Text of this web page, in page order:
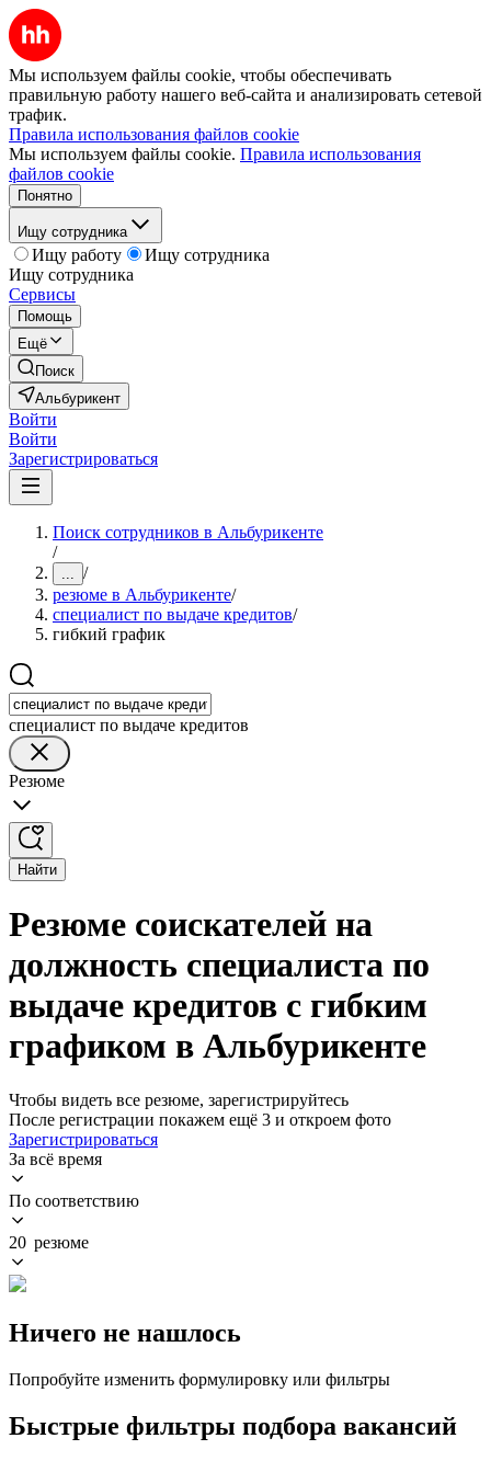
Мы используем файлы cookie, чтобы обеспечивать
правильную работу нашего веб-сайта и анализировать сетевой
трафик.
Правила использования файлов cookie
Мы используем файлы cookie. Правила использования
файлов cookie
Понятно
Ищу сотрудника
Ищу работу
Ищу сотрудника
Ищу сотрудника
Сервисы
Помощь
Ещё
Поиск
Альбурикент
Войти
Войти
Зарегистрироваться
Поиск сотрудников в Альбурикенте
/
... /
резюме в Альбурикенте/
специалист по выдаче кредитов/
гибкий график
специалист по выдаче кредитов
Резюме
Найти
Резюме соискателей на
должность специалиста по
выдаче кредитов с гибким
графиком в Альбурикенте
Чтобы видеть все резюме, зарегистрируйтесь
После регистрации покажем ещё 3 и откроем фото
Зарегистрироваться
За всё время
По соответствию
20 резюме
Ничего не нашлось
Попробуйте изменить формулировку или фильтры
Быстрые фильтры подбора вакансий